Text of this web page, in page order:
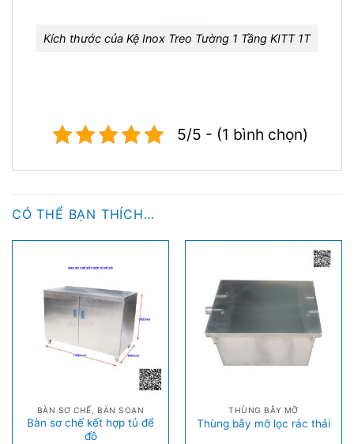
Kích thước của Kệ Inox Treo Tường 1 Tầng KITT 1T
5/5 - (1 bình chọn)
CÓ THỂ BẠN THÍCH…
BÀN SƠ CHẾ, BÀN SOẠN
Bàn sơ chế kết hợp tủ để
đồ
THÙNG BẪY MỠ
Thùng bẫy mỡ lọc rác thải